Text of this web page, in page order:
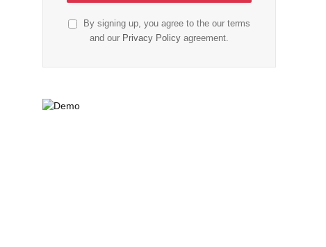
By signing up, you agree to the our terms
and our Privacy Policy agreement.